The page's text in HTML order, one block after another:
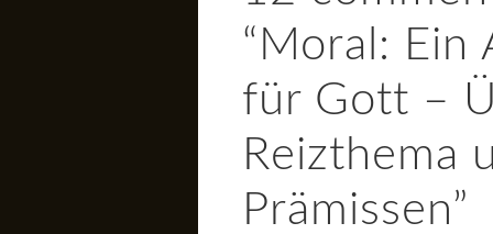
“ Moral: Ein
für Gott –
Reizthema
Prämissen”